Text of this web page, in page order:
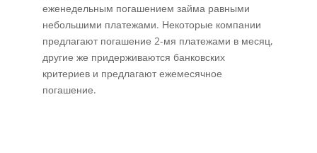
еженедельным погашением займа равными
небольшими платежами. Некоторые компании
предлагают погашение 2-мя платежами в месяц,
другие же придерживаются банковских
критериев и предлагают ежемесячное
погашение.